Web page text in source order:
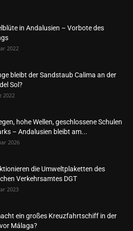
in Andalusien – Vorbote des
2022
bleibt der Sandstaub Calima an der
Sol?
2022
hohe Wellen, geschlossene Schulen
– Andalusien bleibt am...
2026
die Umweltplaketten des
Verkehrsamtes DGT
2023
ein großes Kreuzfahrtschiff in der
Málaga?